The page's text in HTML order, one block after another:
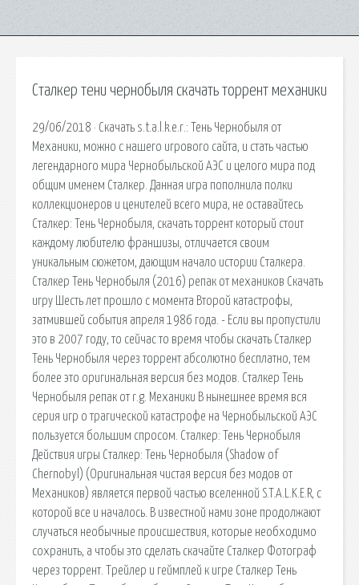
Сталкер тени чернобыля скачать торрент механики
29/06/2018 · Скачать s.t.a.l.k.e.r.: Тень Чернобыля от
Механики, можно с нашего игрового сайта, и стать частью
легендарного мира Чернобыльской АЭС и целого мира под
общим именем Сталкер. Данная игра пополнила полки
коллекционеров и ценителей всего мира, не оставайтесь
Сталкер: Тень Чернобыля, скачать торрент который стоит
каждому любителю франшизы, отличается своим
уникальным сюжетом, дающим начало истории Сталкера.
Сталкер Тень Чернобыля (2016) репак от механиков Скачать
игру Шесть лет прошло с момента Второй катастрофы,
затмившей события апреля 1986 года. - Если вы пропустили
это в 2007 году, то сейчас то время чтобы скачать Сталкер
Тень Чернобыля через торрент абсолютно бесплатно, тем
более это оригинальная версия без модов. Сталкер Тень
Чернобыля репак от r.g. Механики В нынешнее время вся
серия игр о трагической катастрофе на Чернобыльской АЭС
пользуется большим спросом. Сталкер: Тень Чернобыля
Действия игры Сталкер: Тень Чернобыля (Shadow of
Chernobyl) (Оригинальная чистая версия без модов от
Механиков) является первой частью вселенной S.T.A.L.K.E.R, с
которой все и началось. В известной нами зоне продолжают
случаться необычные происшествия, которые необходимо
сохранить, а чтобы это сделать скачайте Сталкер Фотограф
через торрент. Трейлер и геймплей к игре Сталкер Тень